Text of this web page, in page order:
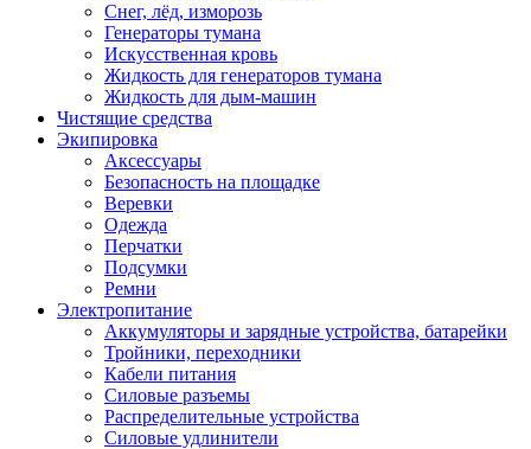
Снег, лёд, изморозь
Генераторы тумана
Искусственная кровь
Жидкость для генераторов тумана
Жидкость для дым-машин
Чистящие средства
Экипировка
Аксессуары
Безопасность на площадке
Веревки
Одежда
Перчатки
Подсумки
Ремни
Электропитание
Аккумуляторы и зарядные устройства, батарейки
Тройники, переходники
Кабели питания
Силовые разъемы
Распределительные устройства
Силовые удлинители